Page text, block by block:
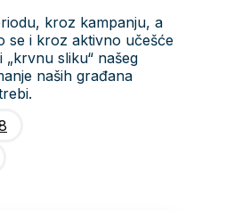
kroz kampanju, a
se i kroz aktivno učešće
„krvnu sliku“ našeg
naših građana